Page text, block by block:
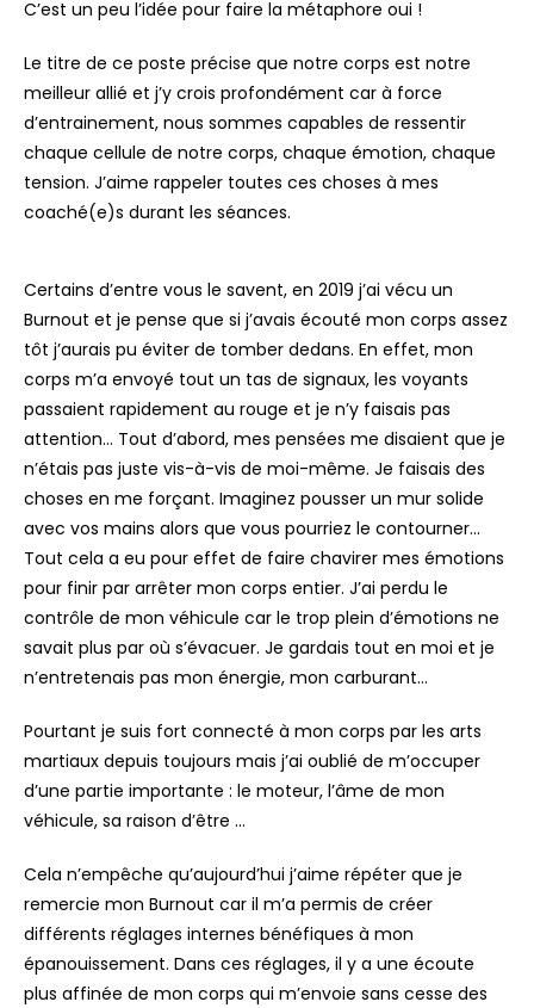
C’est un peu l’idée pour faire la métaphore oui !
Le titre de ce poste précise que notre corps est notre
meilleur allié et j’y crois profondément car à force
d’entrainement, nous sommes capables de ressentir
chaque cellule de notre corps, chaque émotion, chaque
tension. J’aime rappeler toutes ces choses à mes
coaché(e)s durant les séances.
Certains d’entre vous le savent, en 2019 j’ai vécu un
Burnout et je pense que si j’avais écouté mon corps assez
tôt j’aurais pu éviter de tomber dedans. En effet, mon
corps m’a envoyé tout un tas de signaux, les voyants
passaient rapidement au rouge et je n’y faisais pas
attention… Tout d’abord, mes pensées me disaient que je
n’étais pas juste vis-à-vis de moi-même. Je faisais des
choses en me forçant. Imaginez pousser un mur solide
avec vos mains alors que vous pourriez le contourner…
Tout cela a eu pour effet de faire chavirer mes émotions
pour finir par arrêter mon corps entier. J’ai perdu le
contrôle de mon véhicule car le trop plein d’émotions ne
savait plus par où s’évacuer. Je gardais tout en moi et je
n’entretenais pas mon énergie, mon carburant…
Pourtant je suis fort connecté à mon corps par les arts
martiaux depuis toujours mais j’ai oublié de m’occuper
d’une partie importante : le moteur, l’âme de mon
véhicule, sa raison d’être …
Cela n’empêche qu’aujourd’hui j’aime répéter que je
remercie mon Burnout car il m’a permis de créer
différents réglages internes bénéfiques à mon
épanouissement. Dans ces réglages, il y a une écoute
plus affinée de mon corps qui m’envoie sans cesse des